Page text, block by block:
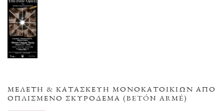
ΜΕΛΕΤΗ & ΚΑΤΑΣΚΕΥΗ ΜΟΝΟΚΑΤΟΙΚΙΩΝ ΑΠΟ
ΟΠΛΙΣΜΕΝΟ ΣΚΥΡΟΔΕΜΑ (BETÓN ARMÉ)